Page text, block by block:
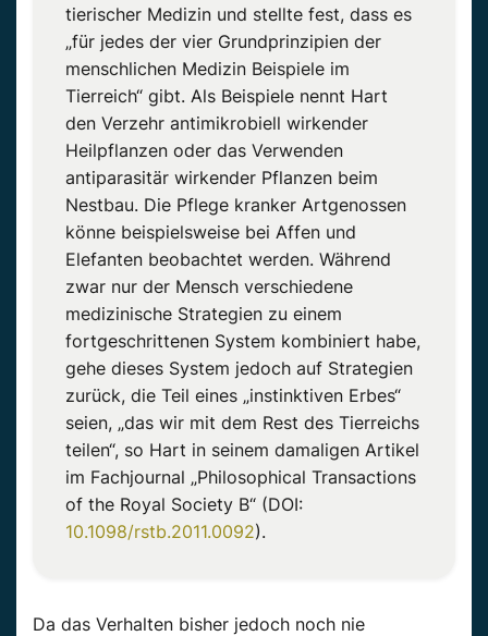
tierischer Medizin und stellte fest, dass es
„für jedes der vier Grundprinzipien der
menschlichen Medizin Beispiele im
Tierreich“ gibt. Als Beispiele nennt Hart
den Verzehr antimikrobiell wirkender
Heilpflanzen oder das Verwenden
antiparasitär wirkender Pflanzen beim
Nestbau. Die Pflege kranker Artgenossen
könne beispielsweise bei Affen und
Elefanten beobachtet werden. Während
zwar nur der Mensch verschiedene
medizinische Strategien zu einem
fortgeschrittenen System kombiniert habe,
gehe dieses System jedoch auf Strategien
zurück, die Teil eines „instinktiven Erbes“
seien, „das wir mit dem Rest des Tierreichs
teilen“, so Hart in seinem damaligen Artikel
im Fachjournal „Philosophical Transactions
of the Royal Society B“ (DOI:
10.1098/rstb.2011.0092).
Da das Verhalten bisher jedoch noch nie